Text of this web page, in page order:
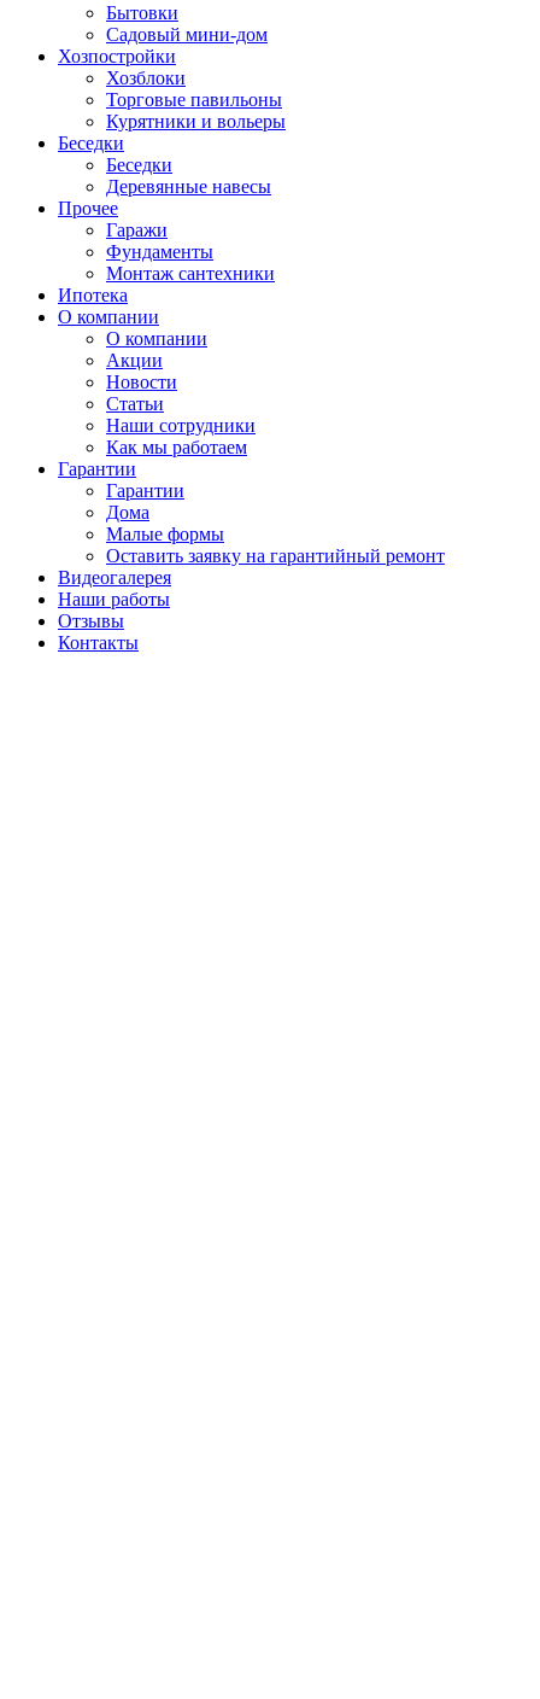
Бытовки
Садовый мини-дом
Хозпостройки
Хозблоки
Торговые павильоны
Курятники и вольеры
Беседки
Беседки
Деревянные навесы
Прочее
Гаражи
Фундаменты
Монтаж сантехники
Ипотека
О компании
О компании
Акции
Новости
Статьи
Наши сотрудники
Как мы работаем
Гарантии
Гарантии
Дома
Малые формы
Оставить заявку на гарантийный ремонт
Видеогалерея
Наши работы
Отзывы
Контакты